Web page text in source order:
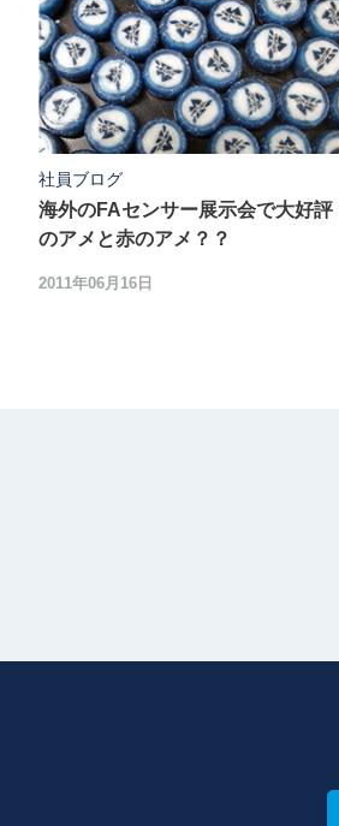
社員ブログ
海外のFAセンサー展示会で大好評
のアメと赤のアメ？？
2011年06月16日